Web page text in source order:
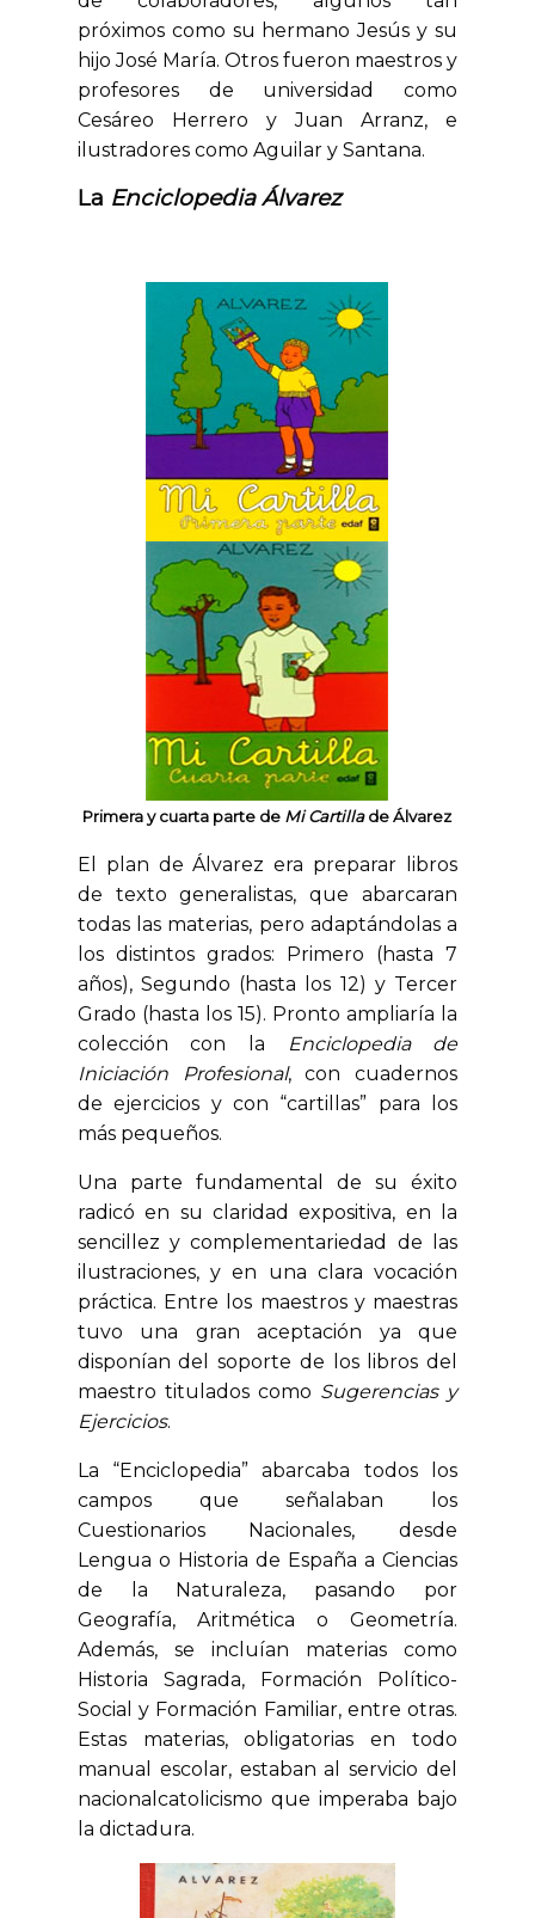
próximos como su hermano Jesús y su
hijo José María. Otros fueron maestros y
profesores de universidad como
Cesáreo Herrero y Juan Arranz, e
ilustradores como Aguilar y Santana.
La Enciclopedia Álvarez
Primera y cuarta parte de Mi Cartillade Álvarez
El plan de Álvarez era preparar libros
de texto generalistas, que abarcaran
todas las materias, pero adaptándolas a
los distintos grados: Primero (hasta 7
años), Segundo (hasta los 12) y Tercer
Grado (hasta los 15). Pronto ampliaría la
colección con la
Enciclopedia de
Iniciación Profesional, con cuadernos
de ejercicios y con “cartillas” para los
más pequeños.
Una parte fundamental de su éxito
radicó en su claridad expositiva, en la
sencillez y complementariedad de las
ilustraciones, y en una clara vocación
práctica. Entre los maestros y maestras
tuvo una gran aceptación ya que
disponían del soporte de los libros del
maestro titulados como Sugerencias y
Ejercicios.
La “Enciclopedia” abarcaba todos los
campos que señalaban los
Cuestionarios Nacionales, desde
Lengua o Historia de España a Ciencias
de la Naturaleza, pasando por
Geografía, Aritmética o Geometría.
Además, se incluían materias como
Historia Sagrada, Formación Político-
Social y Formación Familiar, entre otras.
Estas materias, obligatorias en todo
manual escolar, estaban al servicio del
nacionalcatolicismo que imperaba bajo
la dictadura.